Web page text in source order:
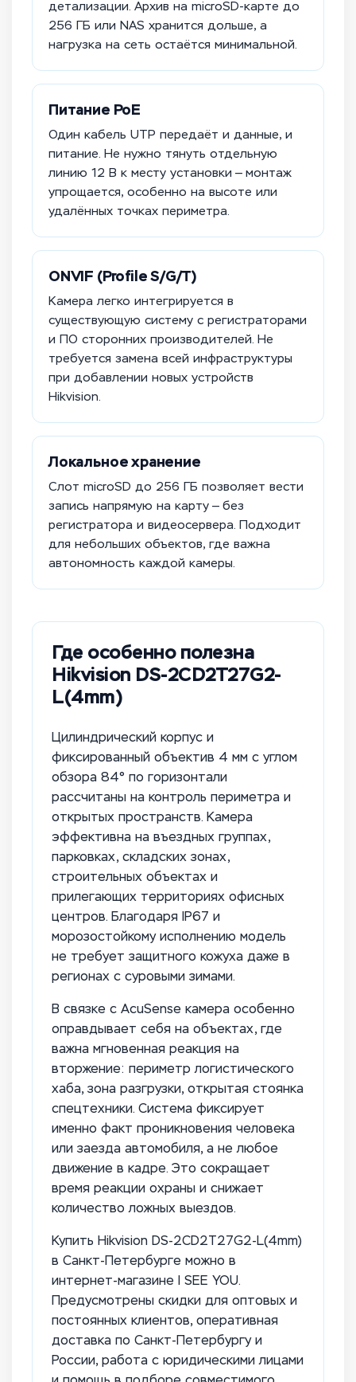
детализации. Архив на microSD-карте до
256 ГБ или NAS хранится дольше, а
нагрузка на сеть остаётся минимальной.
Питание PoE
Один кабель UTP передаёт и данные, и
питание. Не нужно тянуть отдельную
линию 12 В к месту установки — монтаж
упрощается, особенно на высоте или
удалённых точках периметра.
ONVIF (Profile S/G/T)
Камера легко интегрируется в
существующую систему с регистраторами
и ПО сторонних производителей. Не
требуется замена всей инфраструктуры
при добавлении новых устройств
Hikvision.
Локальное хранение
Слот microSD до 256 ГБ позволяет вести
запись напрямую на карту — без
регистратора и видеосервера. Подходит
для небольших объектов, где важна
автономность каждой камеры.
Где особенно полезна
Hikvision DS-2CD2T27G2-
L(4mm)
Цилиндрический корпус и
фиксированный объектив 4 мм с углом
обзора 84° по горизонтали
рассчитаны на контроль периметра и
открытых пространств. Камера
эффективна на въездных группах,
парковках, складских зонах,
строительных объектах и
прилегающих территориях офисных
центров. Благодаря IP67 и
морозостойкому исполнению модель
не требует защитного кожуха даже в
регионах с суровыми зимами.
В связке с AcuSense камера особенно
оправдывает себя на объектах, где
важна мгновенная реакция на
вторжение: периметр логистического
хаба, зона разгрузки, открытая стоянка
спецтехники. Система фиксирует
именно факт проникновения человека
или заезда автомобиля, а не любое
движение в кадре. Это сокращает
время реакции охраны и снижает
количество ложных выездов.
Купить Hikvision DS-2CD2T27G2-L(4mm)
в Санкт-Петербурге можно в
интернет-магазине I SEE YOU.
Предусмотрены скидки для оптовых и
постоянных клиентов, оперативная
доставка по Санкт-Петербургу и
России, работа с юридическими лицами